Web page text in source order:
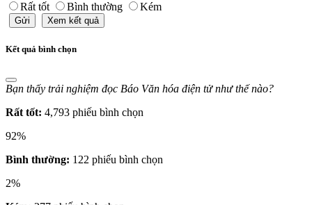
Rất tốt Bình thường Kém
Gửi Xem kết quả
Kết quả bình chọn
Bạn thấy trải nghiệm đọc Báo Văn hóa điện tử như thế nào?
Rất tốt: 4,793 phiếu bình chọn
92%
Bình thường: 122 phiếu bình chọn
2%